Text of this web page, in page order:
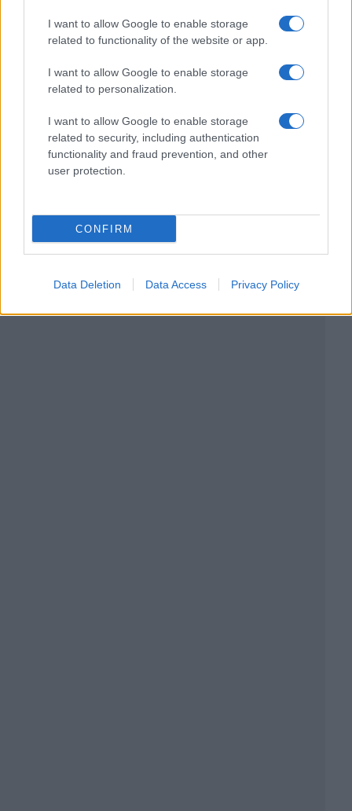
I want to allow Google to enable storage
related to functionality of the website or app.
I want to allow Google to enable storage
related to personalization.
I want to allow Google to enable storage
related to security, including authentication
functionality and fraud prevention, and other
user protection.
CONFIRM
Data Deletion Data Access Privacy Policy